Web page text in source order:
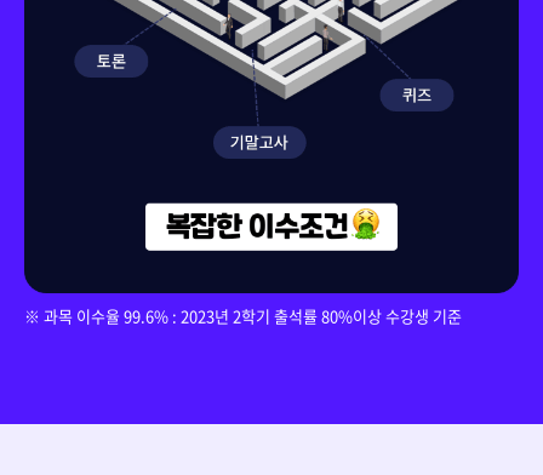
회계정보시스템론 119,000원
※ 과목 이수율 99.6% : 2023년 2학기 출석률 80%이상 수강생 기준